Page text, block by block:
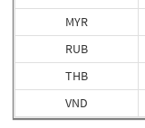
MYR
RUB
THB
VND